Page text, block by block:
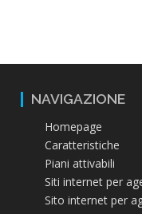
NAVIGAZIONE
Homepage
Caratteristiche
Piani attivabili
Siti internet per
Sito internet per